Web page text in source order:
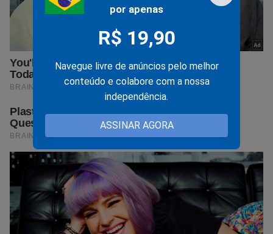
por apenas
R$ 19,90
Navegue livre de anúncios pelo melhor
conteúdo e colabore com a nossa
independência.
ASSINAR AGORA